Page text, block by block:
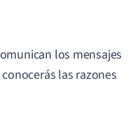
los mensajes
las razones